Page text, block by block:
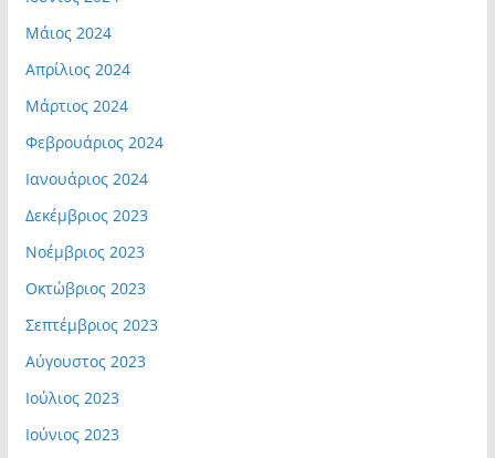
Μάιος 2024
Απρίλιος 2024
Μάρτιος 2024
Φεβρουάριος 2024
Ιανουάριος 2024
Δεκέμβριος 2023
Νοέμβριος 2023
Οκτώβριος 2023
Σεπτέμβριος 2023
Αύγουστος 2023
Ιούλιος 2023
Ιούνιος 2023